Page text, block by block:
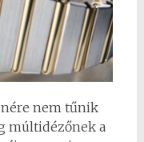
nem tűnik
múltidézőnek a